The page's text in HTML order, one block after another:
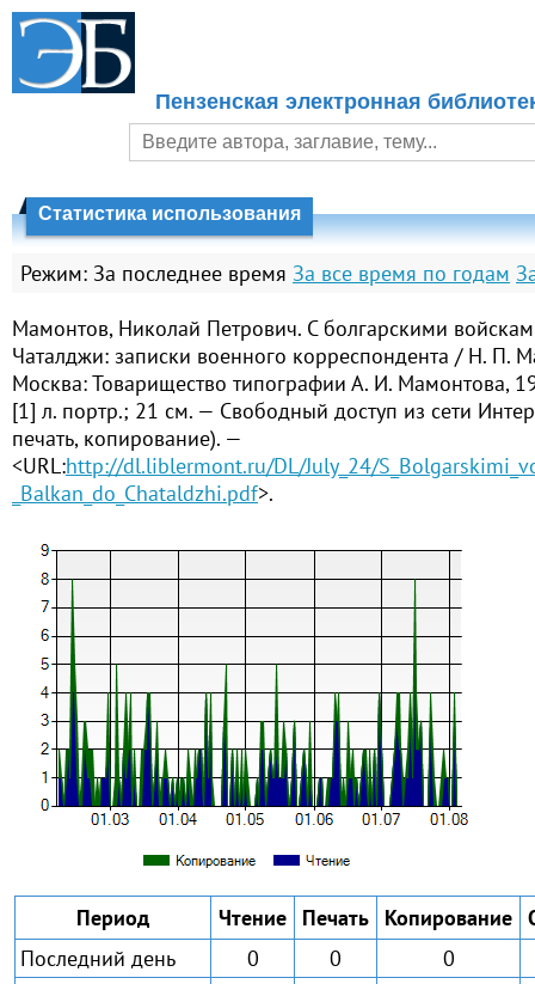
Пензенская электронная
Статистика использования
Режим: За последнее время За все время по годам
Мамонтов, Николай Петрович. С болгарскими
Чаталджи: записки военного корреспондента / Н. П.
Москва: Товарищество типографии А. И. Мамонтова,
[1] л. портр.; 21 см. — Свободный доступ из сети
печать, копирование). —
<URL:http://dl.liblermont.ru/DL/July_24/
_Balkan_do_Chataldzhi.pdf>.
Период Чтение Печать Копирование
Последний день
0 0
0